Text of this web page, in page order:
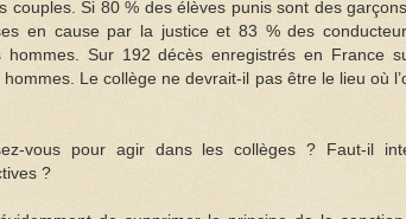
couples. Si 80 % des élèves punis sont des
en cause par la justice et 83 % des
hommes. Sur 192 décès enregistrés en France
Le collège ne devrait-il pas être le lieu où
vous pour agir dans les collèges ? Faut-il
?